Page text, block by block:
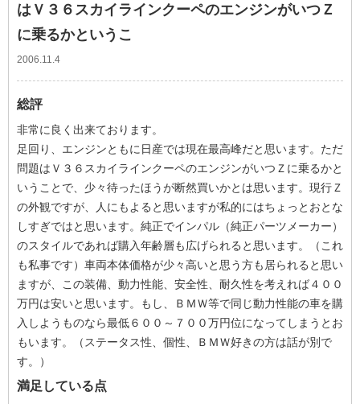
はＶ３６スカイラインクーペのエンジンがいつＺ
に乗るかというこ
2006.11.4
総評
非常に良く出来ております。
足回り、エンジンともに日産では現在最高峰だと思います。ただ
問題はＶ３６スカイラインクーペのエンジンがいつＺに乗るかと
いうことで、少々待ったほうが断然買いかとは思います。現行Ｚ
の外観ですが、人にもよると思いますが私的にはちょっとおとな
しすぎではと思います。純正でインパル（純正パーツメーカー）
のスタイルであれば購入年齢層も広げられると思います。（これ
も私事です）車両本体価格が少々高いと思う方も居られると思い
ますが、この装備、動力性能、安全性、耐久性を考えれば４００
万円は安いと思います。もし、ＢＭＷ等で同じ動力性能の車を購
入しようものなら最低６００～７００万円位になってしまうとお
もいます。（ステータス性、個性、ＢＭＷ好きの方は話が別で
す。）
満足している点